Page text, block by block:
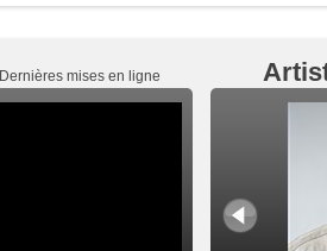
Dernières mises en ligne